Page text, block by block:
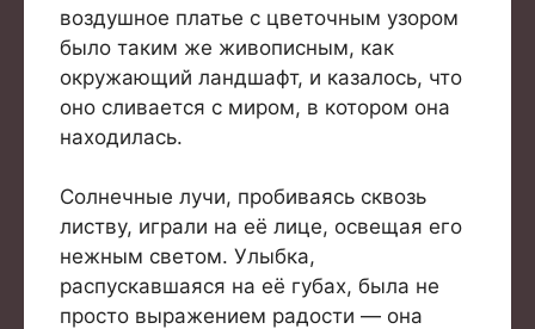
воздушное платье с цветочным узором
было таким же живописным, как
окружающий ландшафт, и казалось, что
оно сливается с миром, в котором она
находилась.
Солнечные лучи, пробиваясь сквозь
листву, играли на её лице, освещая его
нежным светом. Улыбка,
распускавшаяся на её губах, была не
просто выражением радости — она